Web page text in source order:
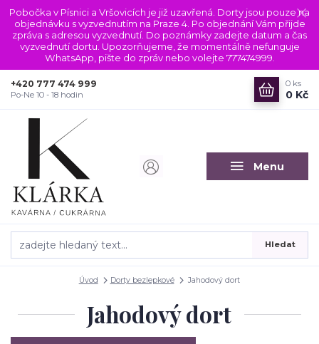
Pobočka v Písnici a Vršovicích je již uzavřená. Dorty jsou pouze na
objednávku s vyzvednutím na Praze 4. Po objednání Vám přijde
zpráva s adresou vyzvednutí. Do poznámky zadejte datum a čas
vyzvednutí dortu. Upozorňujeme, že momentálně nefunguje
WhatsApp, pište do zpráv nebo volejte 777474999.
Menu
Hledat
+420 777 474 999
Po-Ne 10 - 18 hodin
0 ks
0 Kč
Úvod Dorty bezlepkové Jahodový dort
Jahodový dort